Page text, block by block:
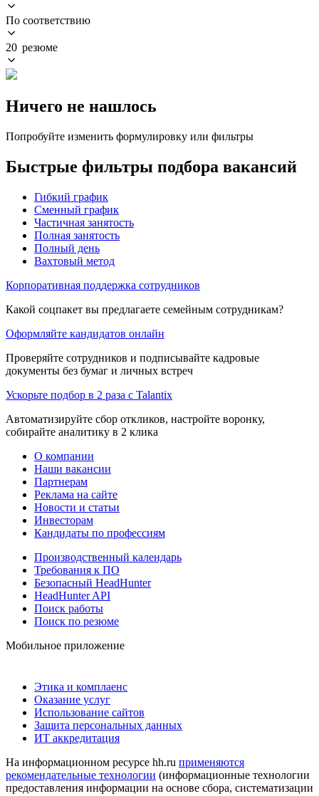
По соответствию
20 резюме
Ничего не нашлось
Попробуйте изменить формулировку или фильтры
Быстрые фильтры подбора вакансий
Гибкий график
Сменный график
Частичная занятость
Полная занятость
Полный день
Вахтовый метод
Корпоративная поддержка сотрудников
Какой соцпакет вы предлагаете семейным сотрудникам?
Оформляйте кандидатов онлайн
Проверяйте сотрудников и подписывайте кадровые
документы без бумаг и личных встреч
Ускорьте подбор в 2 раза с Talantix
Автоматизируйте сбор откликов, настройте воронку,
собирайте аналитику в 2 клика
О компании
Наши вакансии
Партнерам
Реклама на сайте
Новости и статьи
Инвесторам
Кандидаты по профессиям
Производственный календарь
Требования к ПО
Безопасный HeadHunter
HeadHunter API
Поиск работы
Поиск по резюме
Мобильное приложение
Этика и комплаенс
Оказание услуг
Использование сайтов
Защита персональных данных
ИТ аккредитация
На информационном ресурсе hh.ru применяются
рекомендательные технологии (информационные технологии
предоставления информации на основе сбора, систематизации